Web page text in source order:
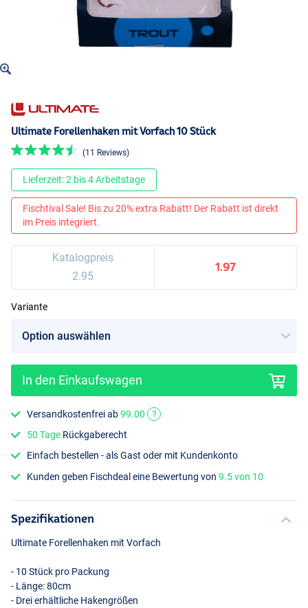
Ultimate Forellenhaken mit Vorfach 10 Stück
(11 Reviews)
Lieferzeit: 2 bis 4 Arbeitstage
Fischtival Sale! Bis zu 20% extra Rabatt! Der Rabatt ist direkt
im Preis integriert.
Katalogpreis
2.95
1.97
Variante
In den Einkaufswagen
Versandkostenfrei ab99.00
?
50 Tage Rückgaberecht
Einfach bestellen - als Gast oder mit Kundenkonto
Kunden geben Fischdeal eine Bewertung von9.5 von 10
Spezifikationen
Ultimate Forellenhaken mit Vorfach
- 10 Stück pro Packung
- Länge: 80cm
- Drei erhältliche Hakengrößen